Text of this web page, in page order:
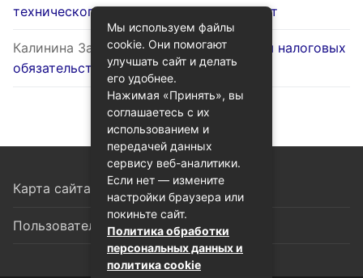
технического паспорта на жилой объект
Калинина Залинак записиОптимизация налоговых
обязательств через госуслуги
Карта сайта
Пользовательское соглашение
Мы используем файлы
cookie. Они помогают
улучшать сайт и делать
его удобнее.
Нажимая «Принять», вы
соглашаетесь с их
использованием и
передачей данных
сервису веб-аналитики.
Если нет — измените
настройки браузера или
покиньте сайт.
Политика обработки
персональных данных и
политика cookie